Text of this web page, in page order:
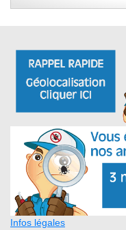
Infos légales